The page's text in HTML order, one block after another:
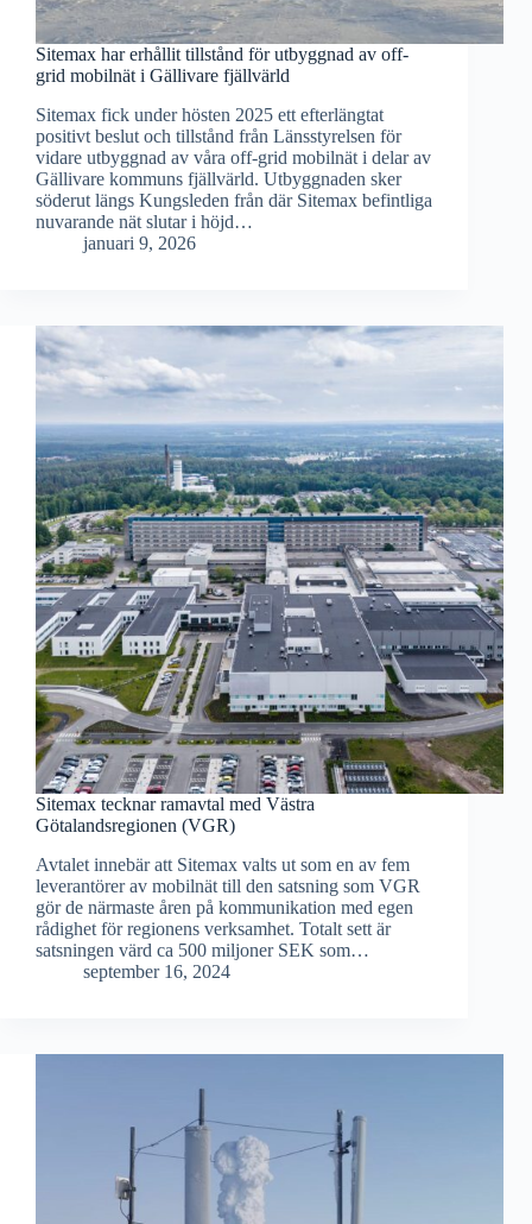
Sitemax har erhållit tillstånd för utbyggnad av off-
grid mobilnät i Gällivare fjällvärld
Sitemax fick under hösten 2025 ett efterlängtat
positivt beslut och tillstånd från Länsstyrelsen för
vidare utbyggnad av våra off-grid mobilnät i delar av
Gällivare kommuns fjällvärld. Utbyggnaden sker
söderut längs Kungsleden från där Sitemax befintliga
nuvarande nät slutar i höjd…
januari 9, 2026
Sitemax tecknar ramavtal med Västra
Götalandsregionen (VGR)
Avtalet innebär att Sitemax valts ut som en av fem
leverantörer av mobilnät till den satsning som VGR
gör de närmaste åren på kommunikation med egen
rådighet för regionens verksamhet. Totalt sett är
satsningen värd ca 500 miljoner SEK som…
september 16, 2024